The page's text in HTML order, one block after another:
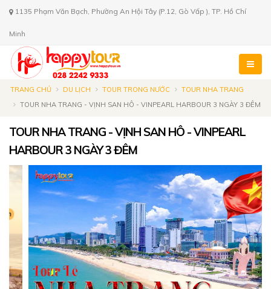
1135 Phạm Văn Bạch, Phường An Hội Tây (P.12, Gò Vấp ), TP. Hồ Chí
Minh
TRANG CHỦ DU LỊCH TOUR TRONG NƯỚC
TOUR NHA TRANG
TOUR NHA TRANG - VỊNH SAN HÔ - VINPEARL HARBOUR 3 NGÀY 3 ĐÊM
TOUR NHA TRANG - VỊNH SAN HÔ - VINPEARL
HARBOUR 3 NGÀY 3 ĐÊM